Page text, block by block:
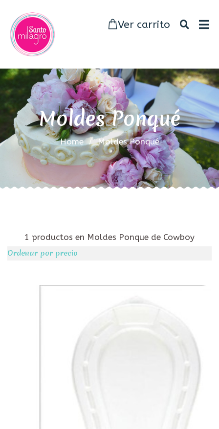
Ver carrito
Moldes Ponqué
Home Moldes Ponqué
1 productos en Moldes Ponque de Cowboy
Ordenar por precio